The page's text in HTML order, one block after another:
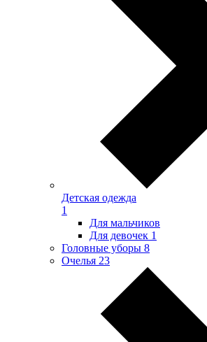
Детская одежда
1
Для мальчиков
Для девочек 1
Головные уборы 8
Очелья 23